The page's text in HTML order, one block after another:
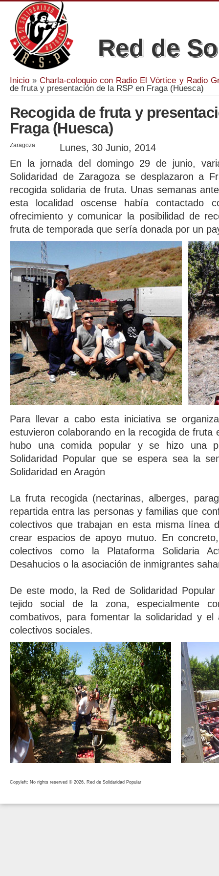
Red de
Se encuentra usted aquí
Inicio »Charla-coloquio con Radio El Vórtice y Radio
de fruta y presentación de la RSP en Fraga (Huesca)
Recogida de fruta y
Fraga (Huesca)
Zaragoza
Lunes, 30 Junio, 2014
En la jornada del domingo 29 de junio,
Solidaridad de Zaragoza se desplazaron a
recogida solidaria de fruta. Unas semanas
esta localidad oscense había contactado
ofrecimiento y comunicar la posibilidad de
fruta de temporada que sería donada por un
Para llevar a cabo esta iniciativa se
estuvieron colaborando en la recogida de fruta
hubo una comida popular y se hizo una
Solidaridad Popular que se espera sea la
Solidaridad en Aragón
La fruta recogida (nectarinas, alberges,
repartida entra las personas y familias que
colectivos que trabajan en esta misma línea
crear espacios de apoyo mutuo. En
colectivos como la Plataforma Solidaria
Desahucios o la asociación de inmigrantes
De este modo, la Red de Solidaridad
tejido social de la zona, especialmente
combativos, para fomentar la solidaridad y el
colectivos sociales.
Copyleft: No rights reserved © 2026, Red de Solidaridad Popular